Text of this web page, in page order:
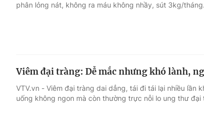
phân lỏng nát, không ra máu không nhầy, sút 3kg/tháng.
Viêm đại tràng: Dễ mắc nhưng khó lành,
VTV.vn - Viêm đại tràng dai dẳng, tái đi tái lại nhiều lần
uống không ngon mà còn thường trực nỗi lo ung thư đại